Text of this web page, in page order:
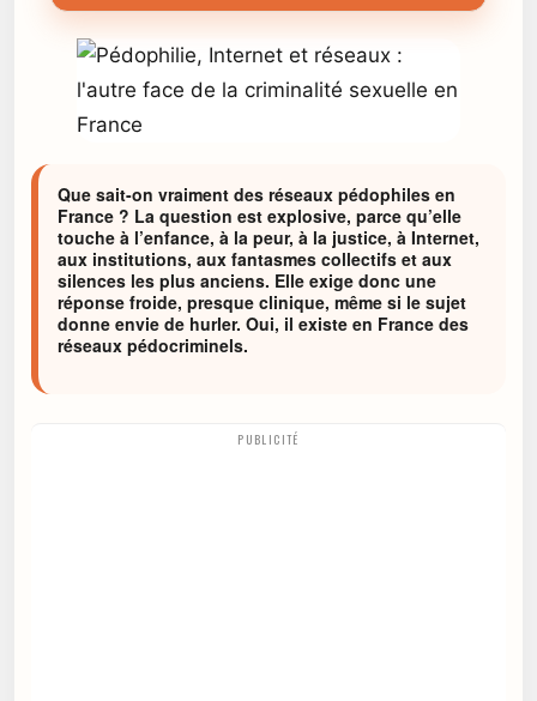
Que sait-on vraiment des réseaux pédophiles en
France ? La question est explosive, parce qu’elle
touche à l’enfance, à la peur, à la justice, à Internet,
aux institutions, aux fantasmes collectifs et aux
silences les plus anciens. Elle exige donc une
réponse froide, presque clinique, même si le sujet
donne envie de hurler. Oui, il existe en France des
réseaux pédocriminels.
PUBLICITÉ